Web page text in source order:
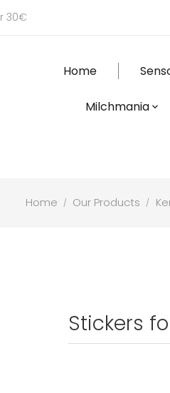
30€
Home
Milchmania
Home Our Products
Stickers